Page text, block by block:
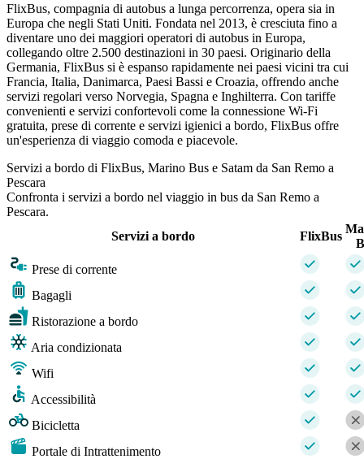
FlixBus, compagnia di autobus a lunga percorrenza, opera sia in
Europa che negli Stati Uniti. Fondata nel 2013, è cresciuta fino a
diventare uno dei maggiori operatori di autobus in Europa,
collegando oltre 2.500 destinazioni in 30 paesi. Originario della
Germania, FlixBus si è espanso rapidamente nei paesi vicini tra cui
Francia, Italia, Danimarca, Paesi Bassi e Croazia, offrendo anche
servizi regolari verso Norvegia, Spagna e Inghilterra. Con tariffe
convenienti e servizi confortevoli come la connessione Wi-Fi
gratuita, prese di corrente e servizi igienici a bordo, FlixBus offre
un'esperienza di viaggio comoda e piacevole.
Servizi a bordo di FlixBus, Marino Bus e Satam da San Remo a
Pescara
Confronta i servizi a bordo nel viaggio in bus da San Remo a
Pescara.
Servizi a bordo
FlixBus
Prese di corrente
Bagagli
Ristorazione a bordo
Aria condizionata
Wifi
Accessibilità
Bicicletta
Portale di Intrattenimento